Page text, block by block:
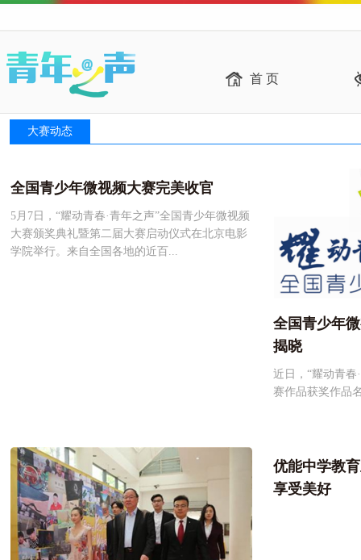
首 页
大赛动态
全国青少年微视频大赛完美收官
5月7日，“耀动青春·青年之声”全国青少年微视频
大赛颁奖典礼暨第二届大赛启动仪式在北京电影
学院举行。来自全国各地的近百...
全国青少年
揭晓
近日，“耀动青春
赛作品获奖作品
优能中学教
享受美好